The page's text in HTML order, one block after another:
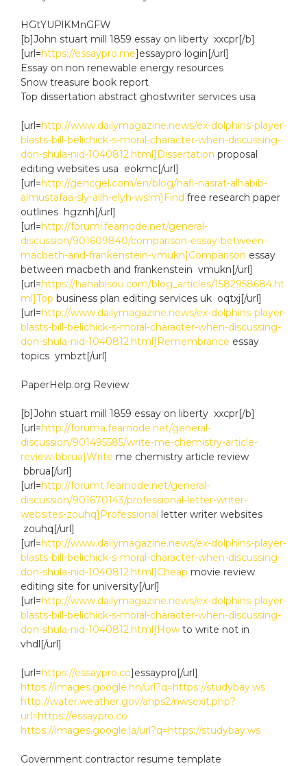
HGtYUPlKMnGFW
[b]John stuart mill 1859 essay on liberty xxcpr[/b]
[url=https://essaypro.me]essaypro login[/url]
Essay on non renewable energy resources
Snow treasure book report
Top dissertation abstract ghostwriter services usa
[url=http://www.dailymagazine.news/ex-dolphins-player-
blasts-bill-belichick-s-moral-character-when-discussing-
don-shula-nid-1040812.html]Dissertation proposal
editing websites usa eokmc[/url]
[url=http://gencgel.com/en/blog/hafl-nasrat-alhabib-
almustafaa-sly-allh-elyh-wslm]Find free research paper
outlines hgznh[/url]
[url=http://forumi.fearnode.net/general-
discussion/901609840/comparison-essay-between-
macbeth-and-frankenstein-vmukn]Comparison essay
between macbeth and frankenstein vmukn[/url]
[url=https://hanabisou.com/blog_articles/1582958684.ht
ml]Top business plan editing services uk oqtxj[/url]
[url=http://www.dailymagazine.news/ex-dolphins-player-
blasts-bill-belichick-s-moral-character-when-discussing-
don-shula-nid-1040812.html]Remembrance essay
topics ymbzt[/url]
PaperHelp.org Review
[b]John stuart mill 1859 essay on liberty xxcpr[/b]
[url=http://foruma.fearnode.net/general-
discussion/901495585/write-me-chemistry-article-
review-bbrua]Write me chemistry article review
bbrua[/url]
[url=http://forumt.fearnode.net/general-
discussion/901670143/professional-letter-writer-
websites-zouhq]Professional letter writer websites
zouhq[/url]
[url=http://www.dailymagazine.news/ex-dolphins-player-
blasts-bill-belichick-s-moral-character-when-discussing-
don-shula-nid-1040812.html]Cheap movie review
editing site for university[/url]
[url=http://www.dailymagazine.news/ex-dolphins-player-
blasts-bill-belichick-s-moral-character-when-discussing-
don-shula-nid-1040812.html]How to write not in
vhdl[/url]
[url=https://essaypro.co]essaypro[/url]
https://images.google.hn/url?q=https://studybay.ws
http://water.weather.gov/ahps2/nwsexit.php?
url=https://essaypro.co
https://images.google.la/url?q=https://studybay.ws
Government contractor resume template